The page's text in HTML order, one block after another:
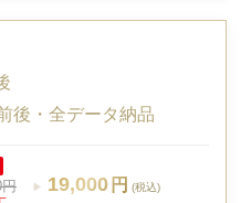
後・全データ納品
▶ 19,000 円 (税込)